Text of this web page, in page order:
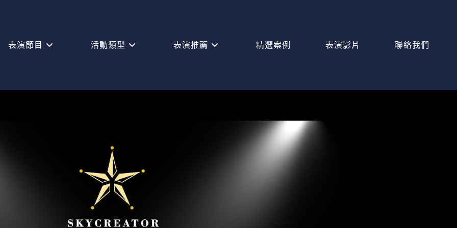
表演節目 活動類型 表演推薦 精選案例 表演影片 聯絡我們